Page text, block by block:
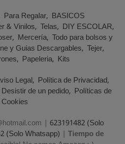
Para Regalar BASICOS
& Vinilos Telas DIY ESCOLAR
Mercería Todo para bolsos y
y Guias Descargables Tejer
Papeleria Kits
Legal Política de Privacidad
Desistir de un pedido Políticas de
Cookies
| 623191482 (Solo
(Solo Whatsapp) | Tiempo de